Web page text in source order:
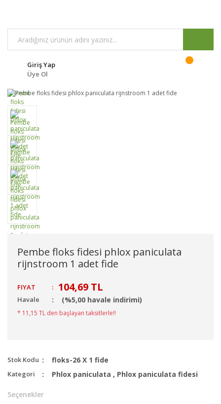
Giriş Yap
Üye Ol
Pembe floks fidesi phlox paniculata
rijnstroom 1 adet fide
FIYAT : 104,69 TL
Havale (%5,00 havale indirimi)
* 11,15 TL den başlayan taksitlerle!!
Stok Kodu floks-26 X 1 fide
Kategori Phlox paniculata , Phlox paniculata fidesi
Seçenekler